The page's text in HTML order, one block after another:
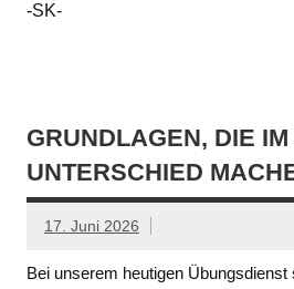
-SK-
GRUNDLAGEN, DIE
UNTERSCHIED
17. Juni 2026
Bei unserem heutigen Übungsdienst